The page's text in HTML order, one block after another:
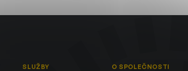
SLUŽBY O SPOLEČNOSTI